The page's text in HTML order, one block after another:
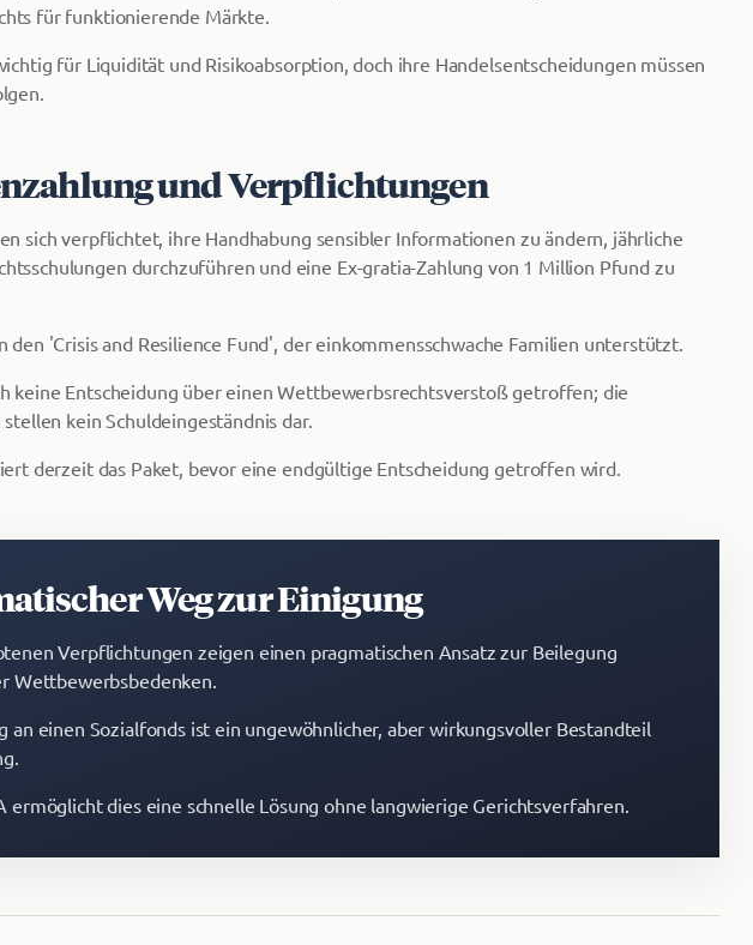
für funktionierende Märkte.
für Liquidität und Risikoabsorption, doch ihre Handelsentscheidungen müssen
und Verpflichtungen
sich verpflichtet, ihre Handhabung sensibler Informationen zu ändern, jährliche
durchzuführen und eine Ex-gratia-Zahlung von 1 Million Pfund zu
den 'Crisis and Resilience Fund', der einkommensschwache Familien unterstützt.
keine Entscheidung über einen Wettbewerbsrechtsverstoß getroffen; die
kein Schuldeingeständnis dar.
derzeit das Paket, bevor eine endgültige Entscheidung getroffen wird.
Weg zur Einigung
Verpflichtungen zeigen einen pragmatischen Ansatz zur Beilegung
Wettbewerbsbedenken.
an einen Sozialfonds ist ein ungewöhnlicher, aber wirkungsvoller Bestandteil
ermöglicht dies eine schnelle Lösung ohne langwierige Gerichtsverfahren.